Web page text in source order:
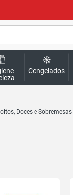
Congelados
Doces e Sobremesas